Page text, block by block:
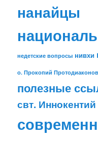
нанайцы
недетские вопросы нивхи
о. Прокопий Протодиаконов
полезные
свт.